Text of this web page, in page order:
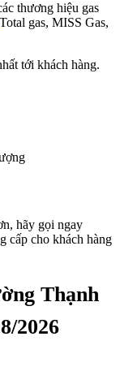
thương hiệu gas
gas, MISS Gas,
tới khách hàng.
hãy gọi ngay
cấp cho khách hàng
Thạnh
2026